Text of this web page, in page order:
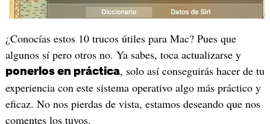
¿Conocías estos 10 trucos útiles para Mac? Pues que
algunos sí pero otros no. Ya sabes, toca actualizarse y
ponerlos en práctica, solo así conseguirás hacer de tu
experiencia con este sistema operativo algo más práctico y
eficaz. No nos pierdas de vista, estamos deseando que nos
comentes los tuyos.